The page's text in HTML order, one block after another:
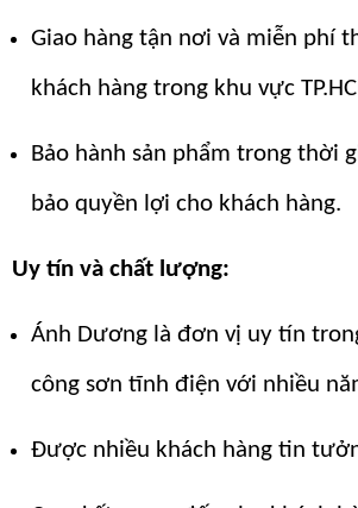
Giao hàng tận nơi và miễn phí
khách hàng trong khu vực
Bảo hành sản phẩm trong thời
bảo quyền lợi cho khách hàng.
Uy tín và chất lượng:
Ánh Dương là đơn vị uy tín
công sơn tĩnh điện với nhiều
Được nhiều khách hàng tin